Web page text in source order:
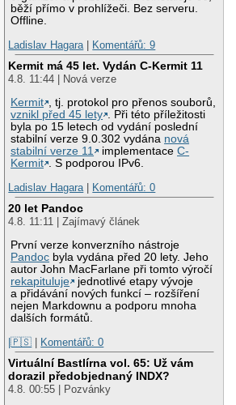
běží přímo v prohlížeči. Bez serveru.
Offline.
Ladislav Hagara | Komentářů: 9
Kermit má 45 let. Vydán C-Kermit 11
4.8. 11:44 | Nová verze
Kermit , tj. protokol pro přenos souborů,
vznikl před 45 lety . Při této příležitosti
byla po 15 letech od vydání poslední
stabilní verze 9.0.302 vydána nová
stabilní verze 11
implementaceC-
Kermit . S podporou IPv6.
Ladislav Hagara | Komentářů: 0
20 let Pandoc
4.8. 11:11 | Zajímavý článek
První verze konverzního nástroje
Pandoc byla vydána před 20 lety. Jeho
autor John MacFarlane při tomto výročí
rekapituluje
jednotlivé etapy vývoje
a přidávání nových funkcí – rozšíření
nejen Markdownu a podporu mnoha
dalších formátů.
|🇵🇸 | Komentářů: 0
Virtuální Bastlírna vol. 65: Už vám
dorazil předobjednaný INDX?
4.8. 00:55 | Pozvánky